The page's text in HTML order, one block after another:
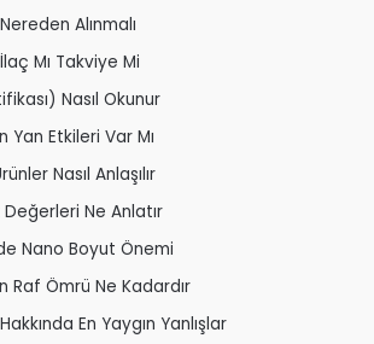
Alınmalı
Mı Takviye Mi
Nasıl Okunur
Yan Etkileri Var Mı
Nasıl Anlaşılır
Ne Anlatır
Nano Boyut Önemi
Raf Ömrü Ne Kadardır
En Yaygın Yanlışlar